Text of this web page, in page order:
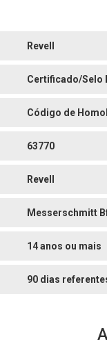
Revell
Certificado/Selo
Código de
63770
Revell
Messerschmitt
14 anos ou mais
90 dias